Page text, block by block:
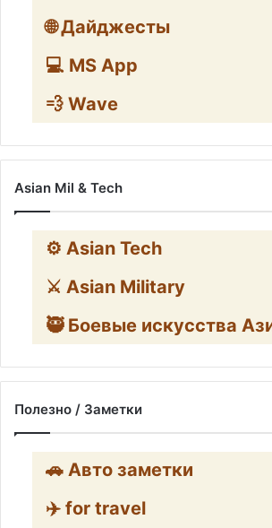
🌐 Дайджесты
💻 MS App
💨 Wave
Asian Mil & Tech
⚙️ Asian Tech
⚔️ Asian Military
🥷 Боевые искусства
Полезно / Заметки
🚗 Авто заметки
✈️ for travel